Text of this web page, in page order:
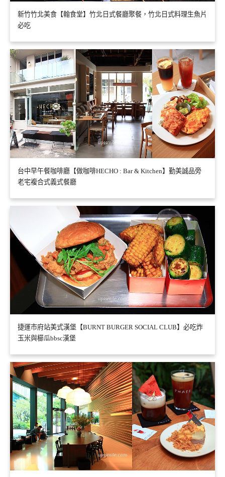
新竹竹北美食【翰食堂】竹北日式餐廳聚餐，竹北日式料理生魚片
必吃
台中早午餐咖啡廳【做咖啡HECHO : Bar & Kitchen】勤美誠品旁
老宅複合式義式餐廳
捷運市府站美式漢堡【BURNT BURGER SOCIAL CLUB】必吃炸
玉米與櫛瓜bbsc漢堡